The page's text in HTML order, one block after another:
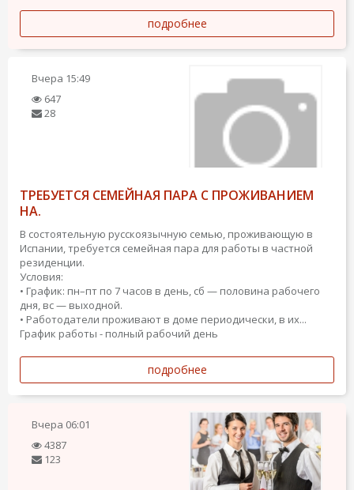
подробнее
Вчера 15:49
647
28
ТРЕБУЕТСЯ СЕМЕЙНАЯ ПАРА С ПРОЖИВАНИЕМ
НА.
В состоятельную русскоязычную семью, проживающую в
Испании, требуется семейная пара для работы в частной
резиденции.
Условия:
• График: пн–пт по 7 часов в день, сб — половина рабочего
дня, вс — выходной.
• Работодатели проживают в доме периодически, в их...
График работы - полный рабочий день
подробнее
Вчера 06:01
4387
123